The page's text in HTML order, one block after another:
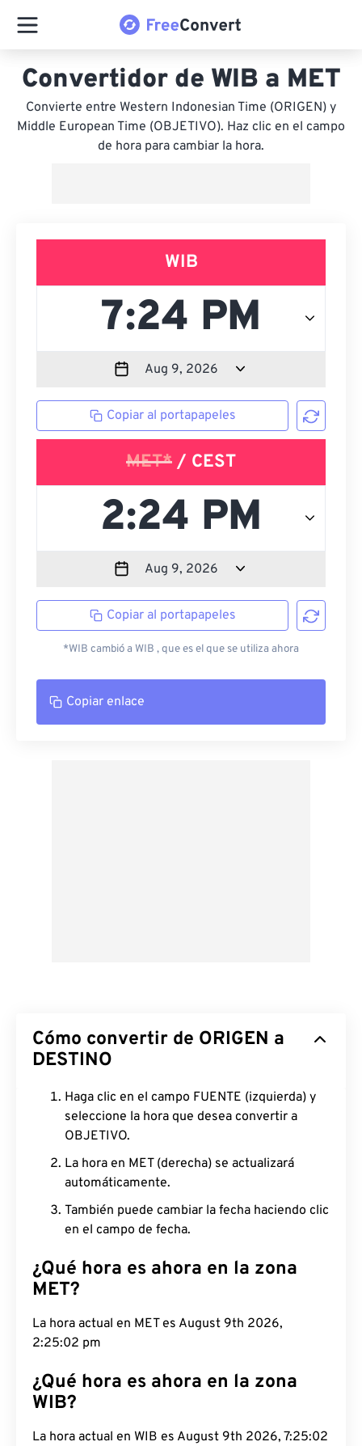
Convertidor de WIB a MET
Convierte entre Western Indonesian Time (ORIGEN) y
Middle European Time (OBJETIVO). Haz clic en el campo
de hora para cambiar la hora.
WIB
Copiar al portapapeles
MET* / CEST
Copiar al portapapeles
*WIB cambió a WIB , que es el que se utiliza ahora
Copiar enlace
Cómo convertir de ORIGEN a
DESTINO
Haga clic en el campo FUENTE (izquierda) y
seleccione la hora que desea convertir a
OBJETIVO.
La hora en MET (derecha) se actualizará
automáticamente.
También puede cambiar la fecha haciendo clic
en el campo de fecha.
¿Qué hora es ahora en la zona
MET?
La hora actual en MET es August 9th 2026,
2:25:03 pm
¿Qué hora es ahora en la zona
WIB?
La hora actual en WIB es August 9th 2026, 7:25:03